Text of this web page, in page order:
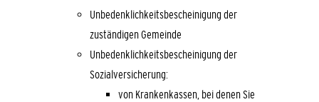
Unbedenklichkeitsbescheinigung der
zuständigen Gemeinde
Unbedenklichkeitsbescheinigung der
Sozialversicherung:
von Krankenkassen, bei denen Sie